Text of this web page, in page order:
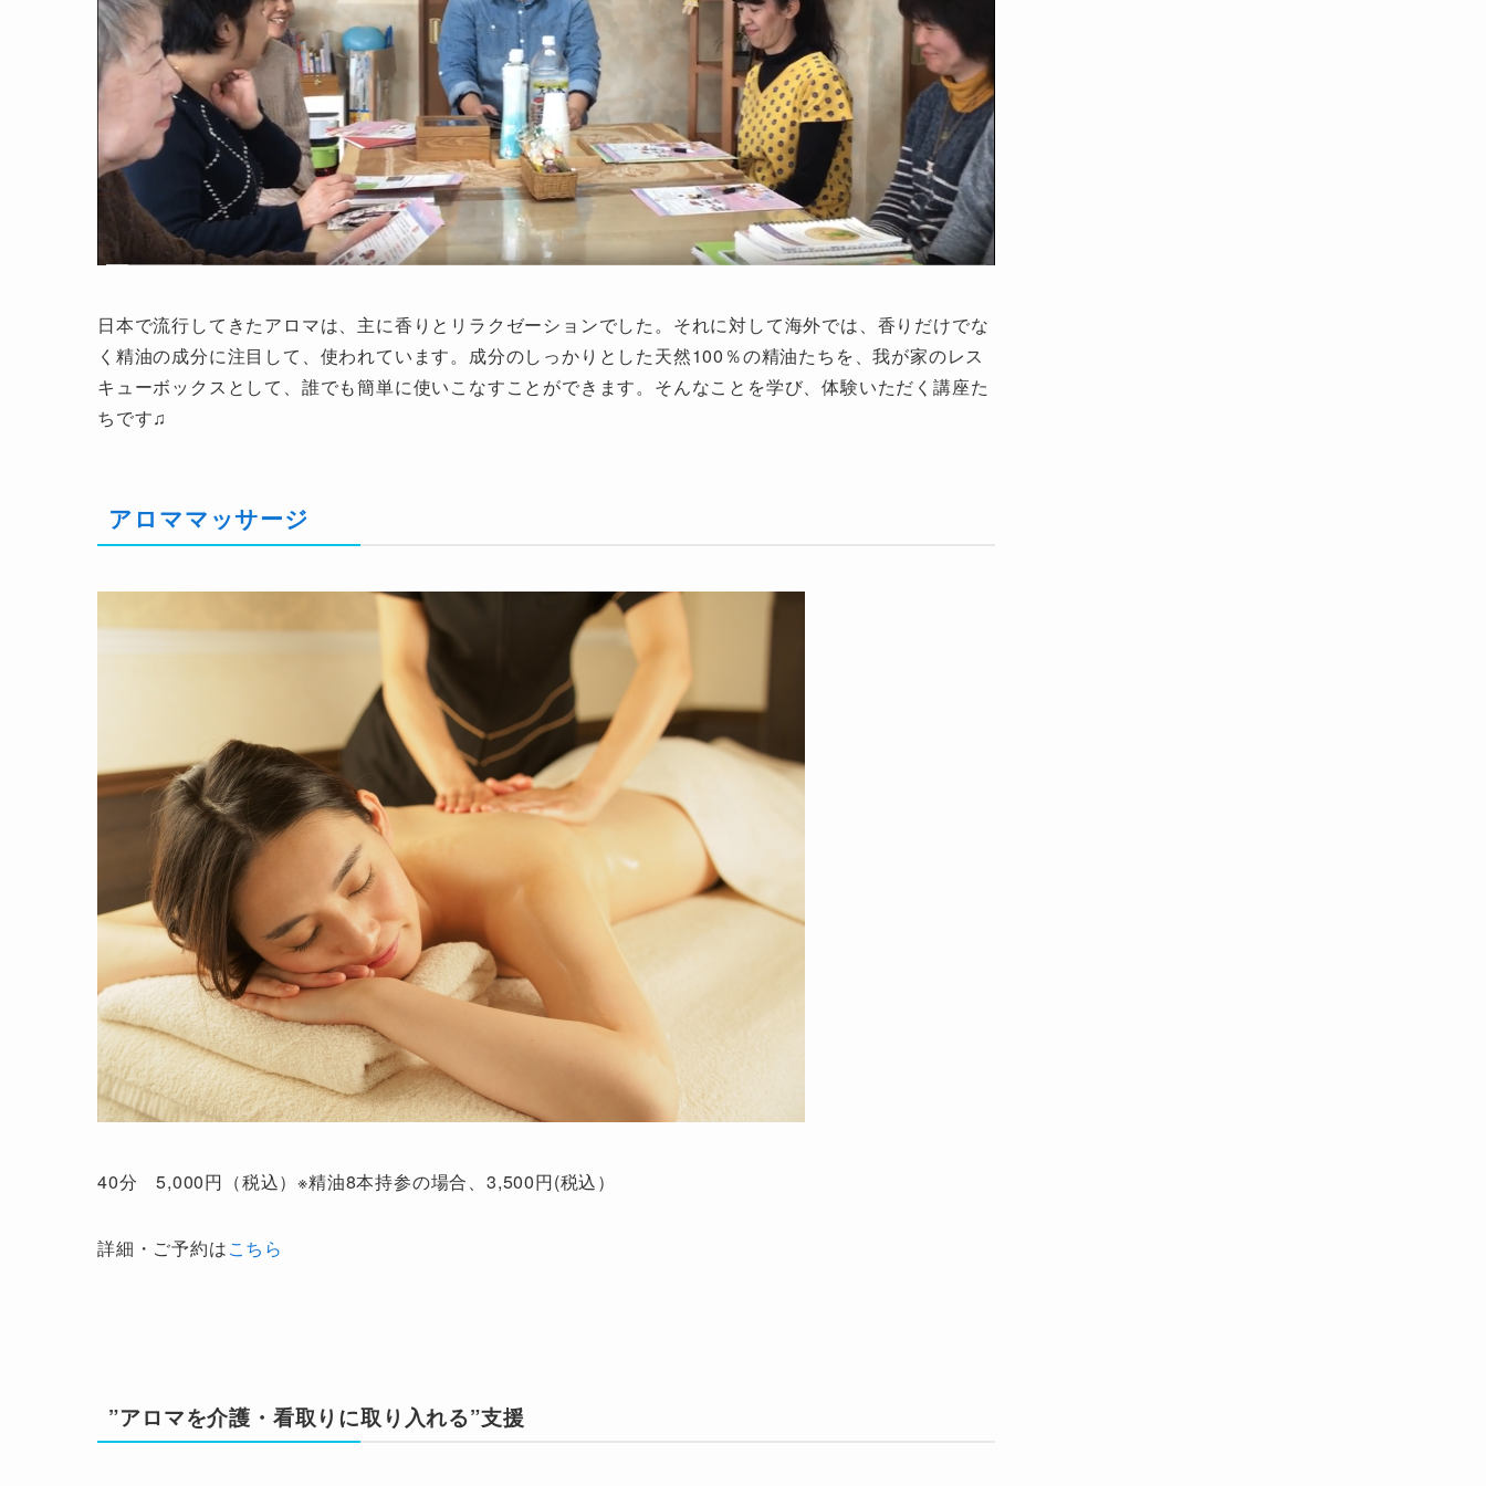
日本で流行してきたアロマは、主に香りとリラクゼーションでした。それに対して海外では、香りだけでな
く精油の成分に注目して、使われています。成分のしっかりとした天然100％の精油たちを、我が家のレス
キューボックスとして、誰でも簡単に使いこなすことができます。そんなことを学び、体験いただく講座た
ちです♫
アロママッサージ
40分 5,000円（税込）※精油8本持参の場合、3,500円(税込）
詳細・ご予約はこちら
”アロマを介護・看取りに取り入れる”支援